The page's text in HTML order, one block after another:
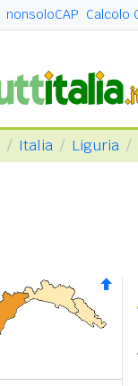
nonsoloCAP Calcolo
Italia Liguria